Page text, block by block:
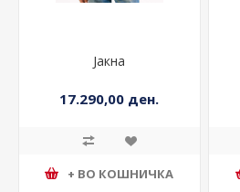
Јакна
17.290,00 ден.
+ ВО КОШНИЧКА